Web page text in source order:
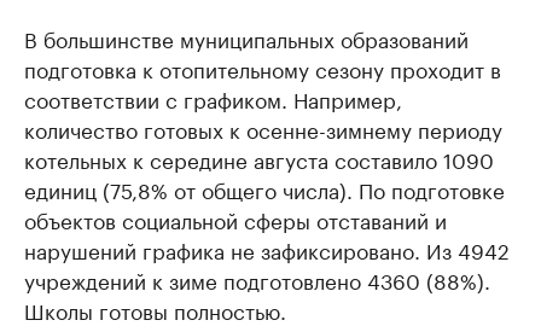
В большинстве муниципальных образований
подготовка к отопительному сезону проходит в
соответствии с графиком. Например,
количество готовых к осенне-зимнему периоду
котельных к середине августа составило 1090
единиц (75,8% от общего числа). По подготовке
объектов социальной сферы отставаний и
нарушений графика не зафиксировано. Из 4942
учреждений к зиме подготовлено 4360 (88%).
Школы готовы полностью.